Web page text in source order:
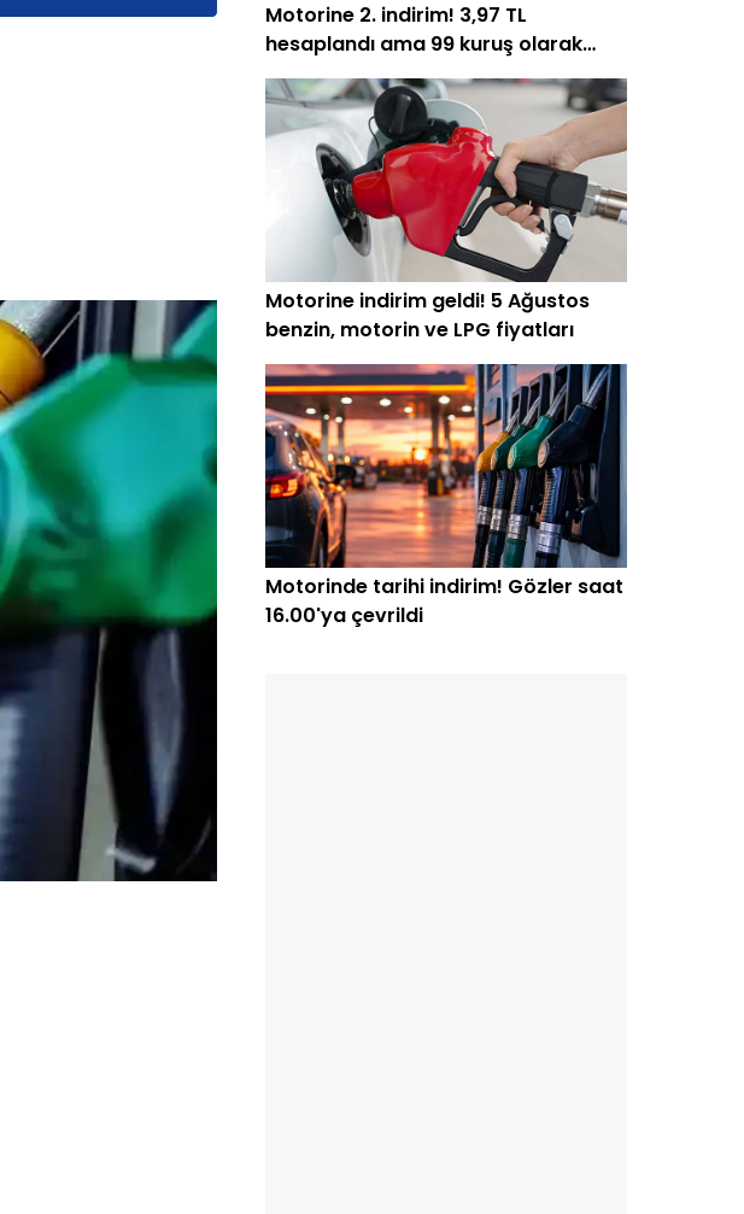
Motorine 2. indirim! 3,97 TL
hesaplandı ama 99 kuruş olarak
yansıyabilir
Motorine indirim geldi! 5 Ağustos
benzin, motorin ve LPG fiyatları
Motorinde tarihi indirim! Gözler saat
16.00'ya çevrildi